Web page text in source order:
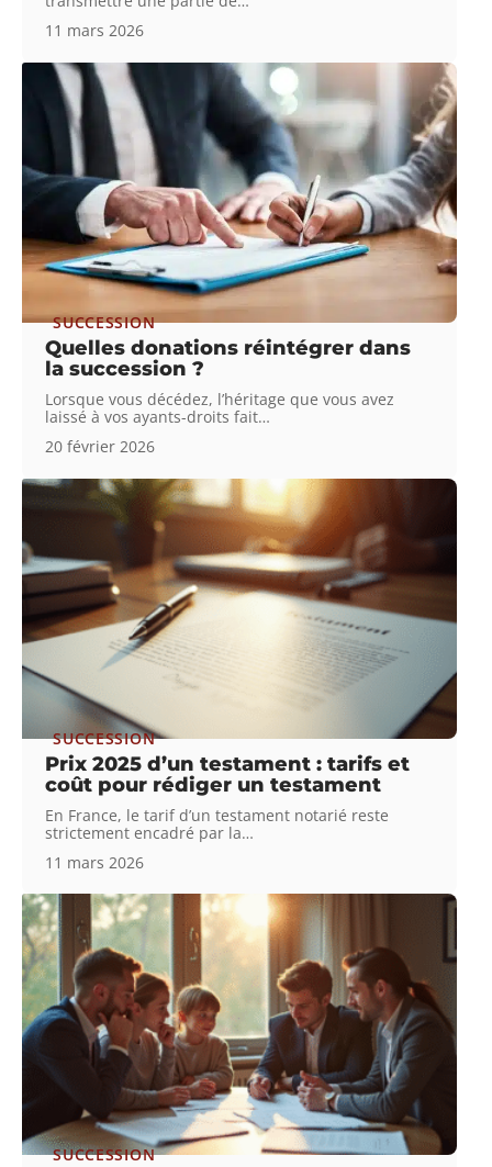
11 mars 2026
SUCCESSION
Quelles donations réintégrer dans
la succession ?
Lorsque vous décédez, l’héritage que vous avez
laissé à vos ayants-droits fait…
20 février 2026
SUCCESSION
Prix 2025 d’un testament : tarifs et
coût pour rédiger un testament
En France, le tarif d’un testament notarié reste
strictement encadré par la…
11 mars 2026
SUCCESSION